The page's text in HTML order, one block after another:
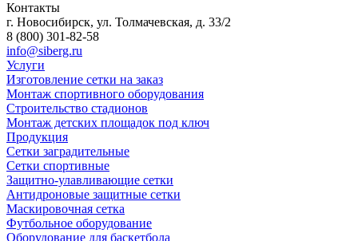
Контакты
г. Новосибирск, ул. Толмачевская, д. 33/2
8 (800) 301-82-58
info@siberg.ru
Услуги
Изготовление сетки на заказ
Монтаж спортивного оборудования
Строительство стадионов
Монтаж детских площадок под ключ
Продукция
Сетки заградительные
Сетки спортивные
Защитно-улавливающие сетки
Антидроновые защитные сетки
Маскировочная сетка
Футбольное оборудование
Оборудование для баскетбола